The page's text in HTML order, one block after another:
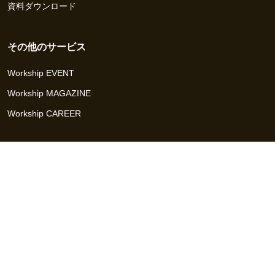
資料ダウンロード
その他のサービス
Workship EVENT
Workship MAGAZINE
Workship CAREER